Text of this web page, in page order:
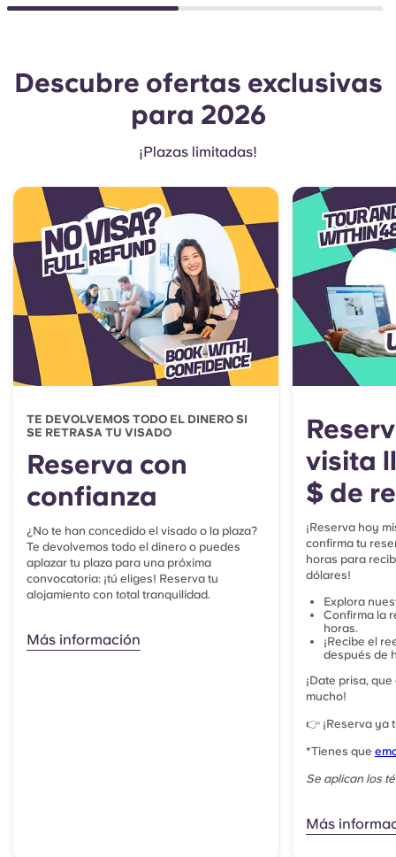
Descubre ofertas exclusivas
para 2026
¡Plazas limitadas!
TE DEVOLVEMOS TODO EL DINERO SI
SE RETRASA TU VISADO
Reserva con
confianza
¿No te han concedido el visado o la plaza?
Te devolvemos todo el dinero o puedes
aplazar tu plaza para una próxima
convocatoria: ¡tú eliges! Reserva tu
alojamiento con total tranquilidad.
Más información
visita
$ de
¡Reserva hoy
confirma tu
horas para
dólares!
Explora
Confirma la
horas.
¡Recibe el
después de
¡Date prisa,
mucho!
👉 ¡Reserva ya
*Tienes que
Se aplican los
Más